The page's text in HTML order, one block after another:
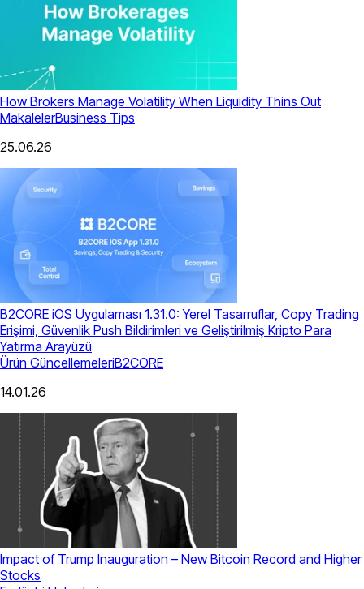
How Brokers Manage Volatility When Liquidity Thins Out
MakalelerBusiness Tips
25.06.26
B2CORE iOS Uygulaması 1.31.0: Yerel Tasarruflar, Copy Trading
Erişimi, Güvenlik Push Bildirimleri ve Geliştirilmiş Kripto Para
Yatırma Arayüzü
Ürün GüncellemeleriB2CORE
14.01.26
Impact of Trump Inauguration – New Bitcoin Record and Higher
Stocks